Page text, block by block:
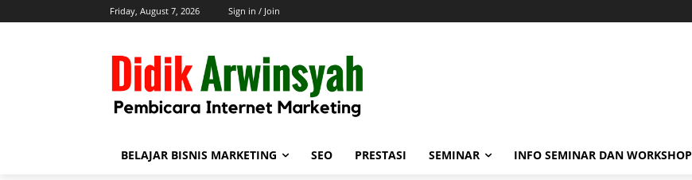
Friday, August 7, 2026 Sign in / Join
BELAJAR BISNIS MARKETING SEO PRESTASI SEMINAR INFO SEMINAR DAN WORKSHOP